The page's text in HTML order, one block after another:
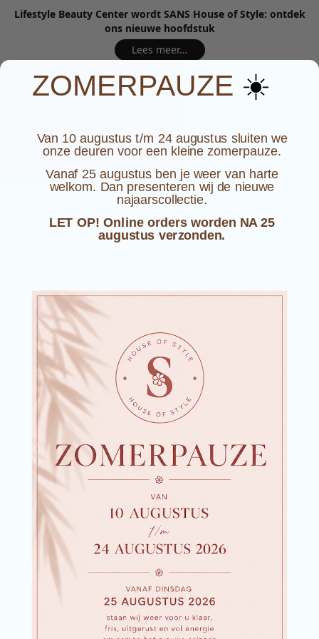
Lifestyle Beauty Center wordt SANS House of Style: ontdek
ons nieuwe hoofdstuk
Lees meer…
ZOMERPAUZE ☀️
Van 10 augustus t/m 24 augustus sluiten we
onze deuren voor een kleine zomerpauze.
Vanaf 25 augustus ben je weer van harte
welkom. Dan presenteren wij de nieuwe
najaarscollectie.
LET OP! Online orders worden NA 25
augustus verzonden.